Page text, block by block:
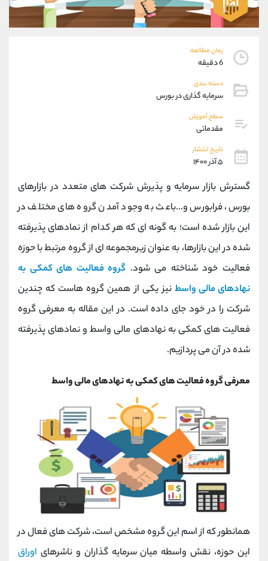
زمان مطالعه
6 دقیقه
دسته بندی
سرمایه گذاری در بورس
سطح آموزش
مقدماتی
تاریخ انتشار
۵ آذر ۱۴۰۰
گسترش بازار سرمایه و پذیرش شرکت های متعدد در بازارهای
بورس، فرابورس و...باعث به وجود آمدن گروه های مختلف در
این بازار شده است؛ به گونه ای که هر کدام از نمادهای پذیرفته
شده در این بازارها، به عنوان زیرمجموعه ای از گروه مرتبط با حوزه
فعالیت خود شناخته می شود. گروه فعالیت های کمکی به
نهادهای مالی واسط نیز یکی از همین گروه هاست که چندین
شرکت را در خود جای داده است. در این مقاله به معرفی گروه
فعالیت های کمکی به نهادهای مالی واسط و نمادهای پذیرفته
شده در آن می پردازیم.
معرفی گروه فعالیت های کمکی به نهادهای مالی واسط
همانطور که از اسم این گروه مشخص است، شرکت های فعال در
این حوزه، نقش واسطه میان سرمایه گذاران و ناشرهای اوراق
09194198792
واتساپ شروع گفتگو
پشتیبان فروش
موبایل
تلگرام
اطلاعات تماس (دفتر فروش)
تلفن 021-22021040
بدون پیش شماره 90001030
@alireza.mehrabii
کانال بله @alirezamehrabi_official